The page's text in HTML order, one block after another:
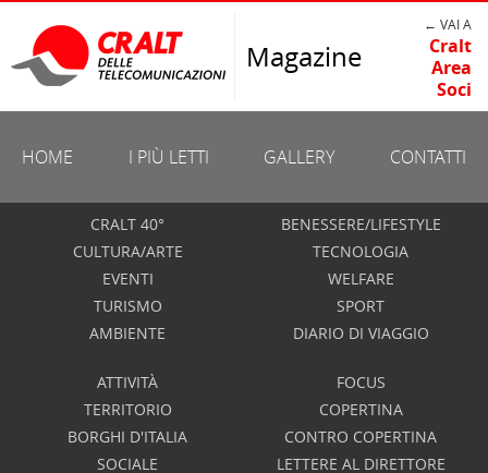
Magazine
← VAI A
Cralt
Area
Soci
HOME I PIÙ LETTI GALLERY CONTATTI
CRALT 40°
CULTURA/ARTE
EVENTI
TURISMO
AMBIENTE
BENESSERE/LIFESTYLE
TECNOLOGIA
WELFARE
SPORT
DIARIO DI VIAGGIO
ATTIVITÀ
TERRITORIO
BORGHI D'ITALIA
SOCIALE
FOCUS
COPERTINA
CONTRO COPERTINA
LETTERE AL DIRETTORE